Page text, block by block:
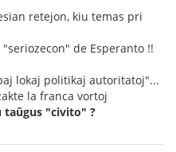
retejon, kiu temas pri
de Esperanto !!
lokaj politikaj autoritatoj"...
la franca vortoj
taŭgus "civito" ?